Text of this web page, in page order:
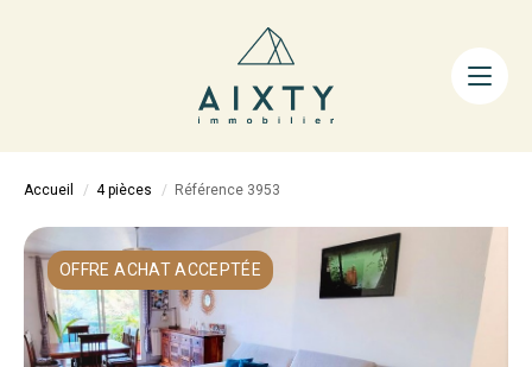
ACHETER
LA MÉTHODE
AIXTY & VOUS
Nos Agences
Accueil 4 pièces Référence 3953
OFFRE ACHAT ACCEPTÉE